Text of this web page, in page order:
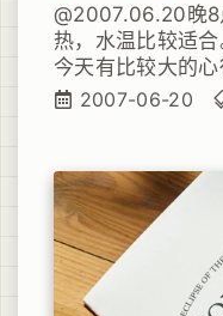
@2007.06.20晚8
热，水温比较适
今天有比较大的
是使用嘴吐气和吸
分累。今天尝试
面之后使用嘴吸
感。这算是今天
2007-06-20